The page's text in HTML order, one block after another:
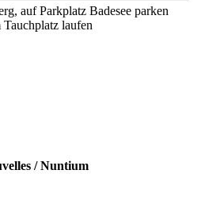
auf Parkplatz Badesee parken
laufen
/ Nuntium